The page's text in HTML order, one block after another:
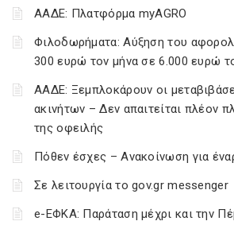
ΑΑΔΕ: Πλατφόρμα myAGRO
Φιλοδωρήματα: Αύξηση του
300 ευρώ τον μήνα σε 6.000 ευρώ
ΑΑΔΕ: Ξεμπλοκάρουν οι
ακινήτων – Δεν απαιτείται πλέον
της οφειλής
Πόθεν έσχες – Ανακοίνωση για
Σε λειτουργία το gov.gr messenger
e-ΕΦΚΑ: Παράταση μέχρι και την